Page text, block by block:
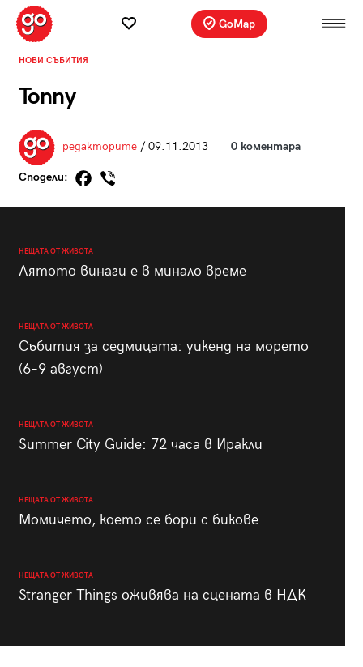
GoMap
НОВИ СЪБИТИЯ
Tonny
редакторите/ 09.11.2013 0 коментара
Сподели:
НЕЩАТА ОТ ЖИВОТА
Лятото винаги е в минало време
НЕЩАТА ОТ ЖИВОТА
Събития за седмицата: уикенд на морето
(6–9 август)
НЕЩАТА ОТ ЖИВОТА
Summer City Guide: 72 часа в Иракли
НЕЩАТА ОТ ЖИВОТА
Момичето, което се бори с бикове
НЕЩАТА ОТ ЖИВОТА
Stranger Things оживява на сцената в НДК